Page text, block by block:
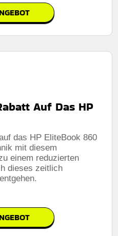
Auf Das HP
das HP EliteBook 860
mit diesem
einem reduzierten
dieses zeitlich